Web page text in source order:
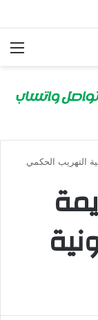
التهريب الحكمي